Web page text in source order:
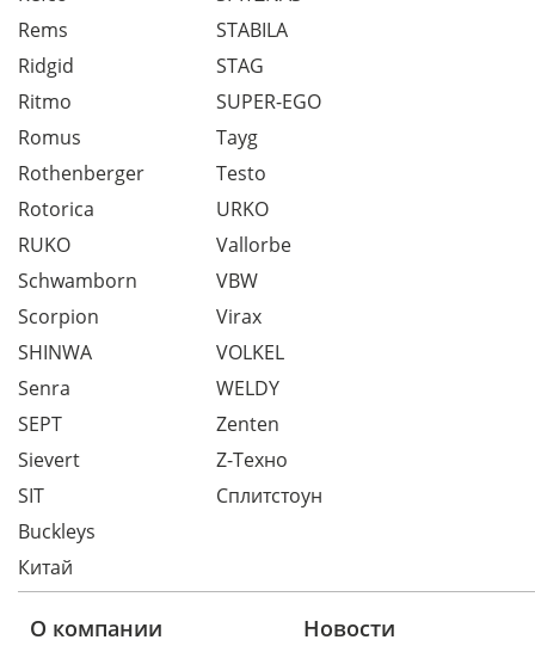
Rems
Ridgid
Ritmo
Romus
Rothenberger
Rotorica
RUKO
Schwamborn
Scorpion
SHINWA
Senra
SEPT
Sievert
SIT
STABILA
STAG
SUPER-EGO
Tayg
Testo
URKO
Vallorbe
VBW
Virax
VOLKEL
WELDY
Zenten
Z-Техно
Сплитстоун
Buckleys
Китай
О компании Новости